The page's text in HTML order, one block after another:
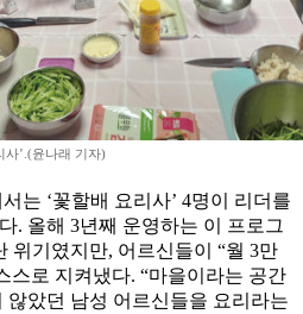
사’.(윤나래 기자)
는 ‘꽃할배 요리사’ 4명이 리더를
. 올해 3년째 운영하는 이 프로그
위기였지만, 어르신들이 “월 3만
스로 지켜냈다. “마을이라는 공간
않았던 남성 어르신들을 요리라는